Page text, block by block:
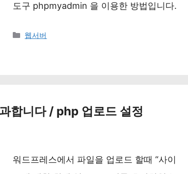
도구 phpmyadmin 을 이용한 방법입니다.
카
웹서버
합니다 / php 업로드 설정
워드프레스에서 파일을 업로드 할때 “사이